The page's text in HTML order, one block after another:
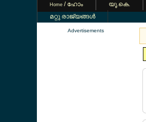
Home / ഹോം യൂ.കെ.
മറ്റു രാജ്യങ്ങള്‍
Advertisements